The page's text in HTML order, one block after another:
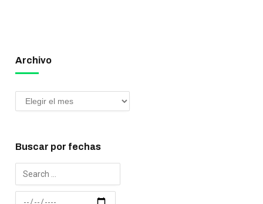
Archivo
Buscar por fechas